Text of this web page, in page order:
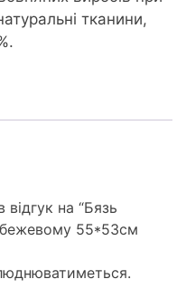
тканини,
на “Бязь
55*53см